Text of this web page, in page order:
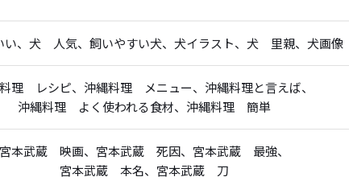
、犬 人気、飼いやすい犬、犬イラスト、犬 里親、犬画像
理 レシピ、沖縄料理 メニュー、沖縄料理と言えば、
沖縄料理 よく使われる食材、沖縄料理 簡単
宮本武蔵 映画、宮本武蔵 死因、宮本武蔵 最強、
宮本武蔵 本名、宮本武蔵 刀